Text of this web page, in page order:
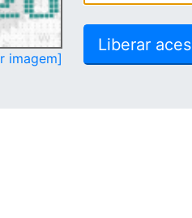
imagem]